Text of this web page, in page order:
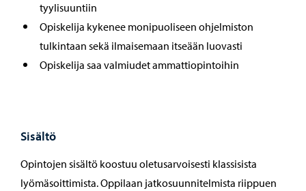
tyylisuuntiin
Opiskelija kykenee monipuoliseen ohjelmiston
tulkintaan sekä ilmaisemaan itseään luovasti
Opiskelija saa valmiudet ammattiopintoihin
Sisältö
Opintojen sisältö koostuu oletusarvoisesti klassisista
lyömäsoittimista. Oppilaan jatkosuunnitelmista riippuen